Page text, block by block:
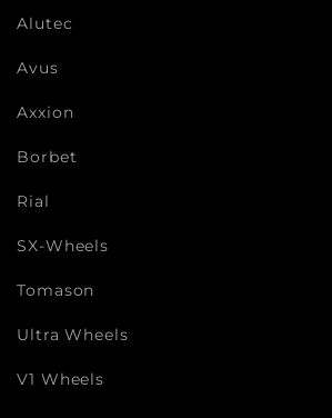
Alutec
Avus
Axxion
Borbet
Rial
SX-Wheels
Tomason
Ultra Wheels
V1 Wheels